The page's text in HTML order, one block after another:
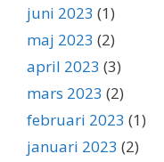
juni 2023 (1)
maj 2023 (2)
april 2023 (3)
mars 2023 (2)
februari 2023 (1)
januari 2023 (2)